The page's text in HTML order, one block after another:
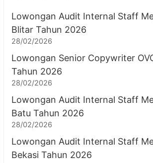
Lowongan Audit Internal Staff
Blitar Tahun 2026
28/02/2026
Lowongan Senior Copywriter
Tahun 2026
28/02/2026
Lowongan Audit Internal Staff
Batu Tahun 2026
28/02/2026
Lowongan Audit Internal Staff
Bekasi Tahun 2026